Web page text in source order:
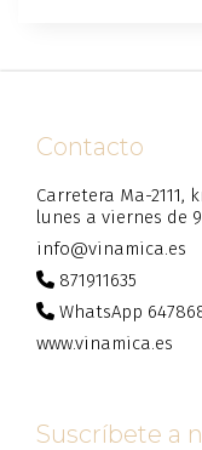
Contacto
Carretera Ma-2111,
lunes a viernes de
info@vinamica.es
871911635
WhatsApp
www.vinamica.es
Suscríbete a